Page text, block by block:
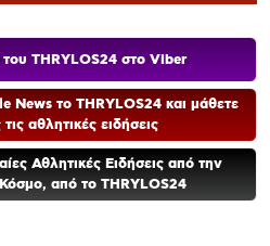
THRYLOS24 στο Viber
News το THRYLOS24 και μάθετε
αθλητικές ειδήσεις
Αθλητικές Ειδήσεις από την
από το THRYLOS24